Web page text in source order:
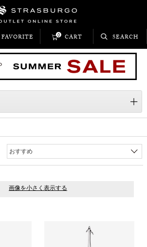
FAVORITE CART
0 SEARCH